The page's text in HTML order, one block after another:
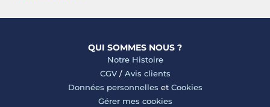
QUI SOMMES NOUS ?
Notre Histoire
CGV/ Avis clients
Données personnelles et Cookies
Gérer mes cookies